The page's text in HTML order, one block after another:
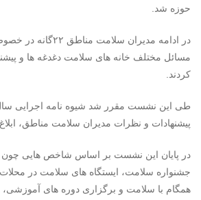
حوزه شد.
مسائل مختلف خانه های سلامت دغدغه ها و
کردند.
پیشنهادات و نظرات مدیران سلامت مناطق،
در پایان این نشست بر اساس شاخص هایی چون
جشنواره سلامت، ایستگاه های سلامت در